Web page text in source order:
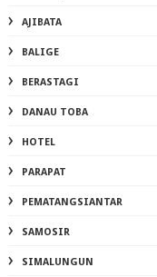
AJIBATA
BALIGE
BERASTAGI
DANAU TOBA
HOTEL
PARAPAT
PEMATANGSIANTAR
SAMOSIR
SIMALUNGUN